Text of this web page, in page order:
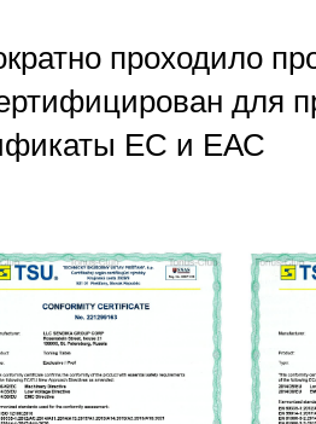
проходило
для
ЕС и ЕАС